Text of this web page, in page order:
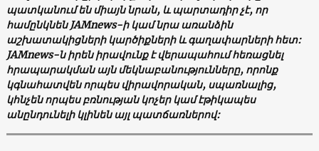
պատկանումեն միայն նրան, և պարտադիրչէ, որ
համընկնեն JAMnews-ի կամնրա առանձին
աշխատակիցների կարծիքների և գաղափարների հետ:
JAMnews-ն իրեն իրավունք էվերապահումհեռացնել
հրապարակման այն մեկնաբանությունները, որոնք
կգնահատվեն որպես վիրավորական, սպառնալից,
կհնչեն որպես բռնության կոչեր կամէթիկապես
անընդունելի կլինեն այլ պատճառներով: